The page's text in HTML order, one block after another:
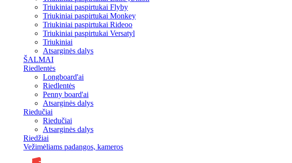
Triukiniai paspirtukai Flyby
Triukiniai paspirtukai Monkey
Triukiniai paspirtukai Rideoo
Triukiniai paspirtukai Versatyl
Triukiniai
Atsarginės dalys
ŠALMAI
Riedlentės
Longboard'ai
Riedlentės
Penny board'ai
Atsarginės dalys
Riedučiai
Riedučiai
Atsarginės dalys
Riedžiai
Vežimėliams padangos, kameros